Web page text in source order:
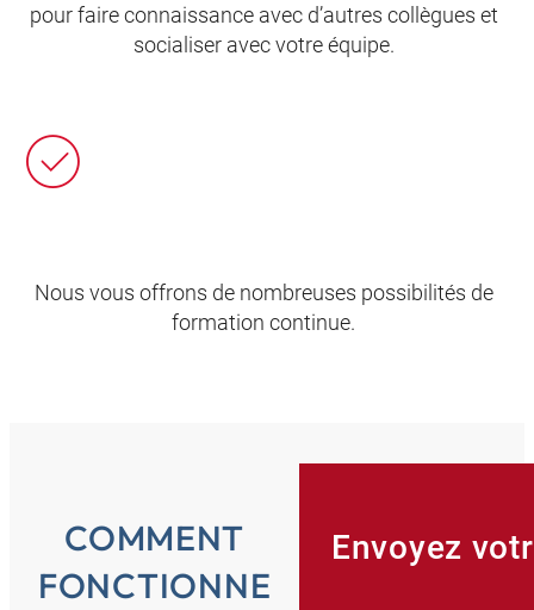
pour faire connaissance avec d’autres collègues et
socialiser avec votre équipe.
Nous vous offrons de nombreuses possibilités de
formation continue.
COMMENT
FONCTIONNE
Envoyez